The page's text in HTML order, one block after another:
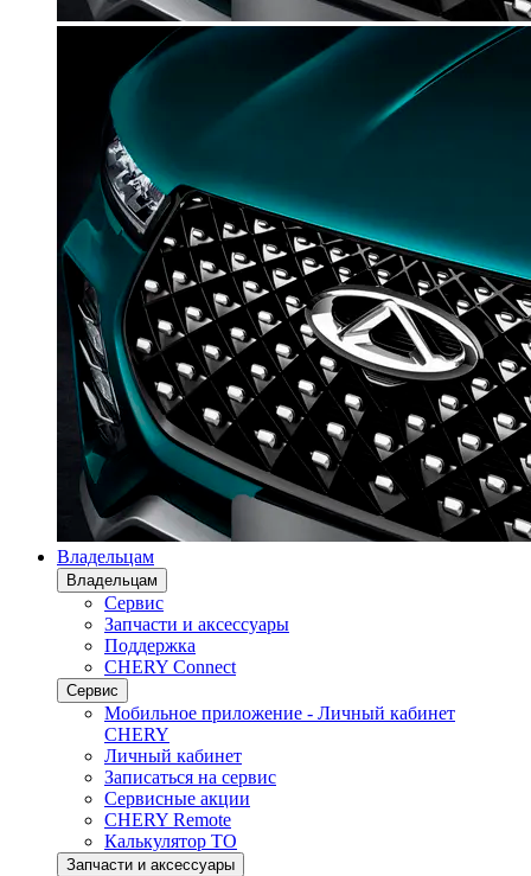
Владельцам
Владельцам
Сервис
Запчасти и аксессуары
Поддержка
CHERY Connect
Сервис
Мобильное приложение - Личный кабинет
CHERY
Личный кабинет
Записаться на сервис
Сервисные акции
CHERY Remote
Калькулятор ТО
Запчасти и аксессуары